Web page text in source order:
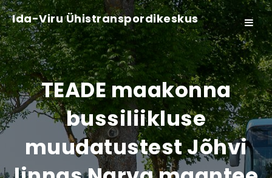
Ida-Viru Ühistranspordikeskus
Toggle
TEADE maakonna
bussiliikluse
muudatustest Jõhvi